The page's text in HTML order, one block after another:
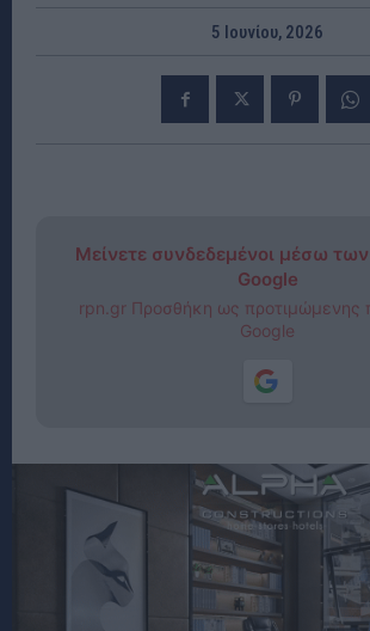
5 Ιουνίου, 2026
Μείνετε συνδεδεμένοι μέσω
Google
rpn.gr Προσθήκη ως προτιμώμενης
Google